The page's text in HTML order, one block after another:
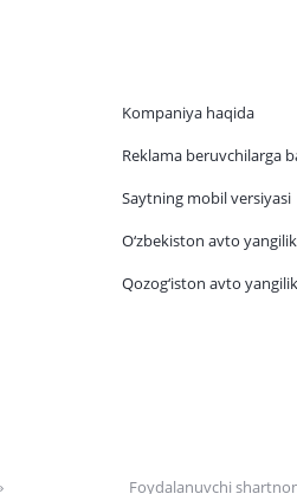
Kompaniya haqida
Reklama beruvchilarga
Saytning mobil versiyasi
O‘zbekiston avto
Qozog‘iston avto
Foydalanuvchi